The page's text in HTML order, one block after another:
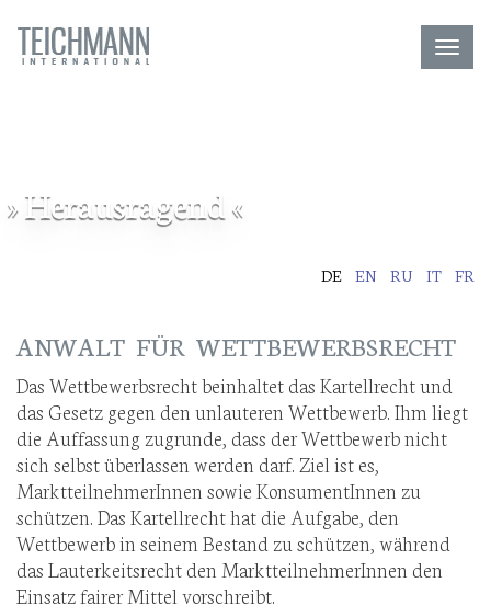
» Herausragend «
DE EN RU IT FR
ANWALT FÜR WETTBEWERBSRECHT
Das Wettbewerbsrecht beinhaltet das Kartellrecht und
das Gesetz gegen den unlauteren Wettbewerb. Ihm liegt
die Auffassung zugrunde, dass der Wettbewerb nicht
sich selbst überlassen werden darf. Ziel ist es,
MarktteilnehmerInnen sowie KonsumentInnen zu
schützen. Das Kartellrecht hat die Aufgabe, den
Wettbewerb in seinem Bestand zu schützen, während
das Lauterkeitsrecht den MarktteilnehmerInnen den
Einsatz fairer Mittel vorschreibt.